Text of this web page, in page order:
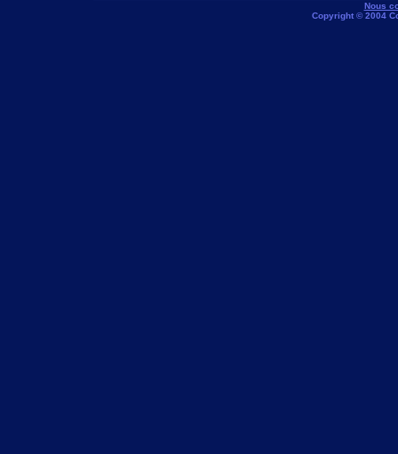
Nous
Copyright © 2004